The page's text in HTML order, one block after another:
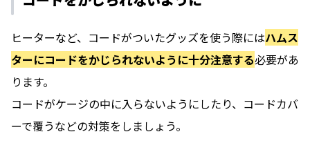
ヒーターなど、コードがついたグッズを使う際にはハムス
ターにコードをかじられないように十分注意する必要があ
ります。
コードがケージの中に入らないようにしたり、コードカバ
ーで覆うなどの対策をしましょう。